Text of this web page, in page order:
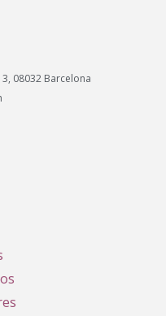
08032 Barcelona